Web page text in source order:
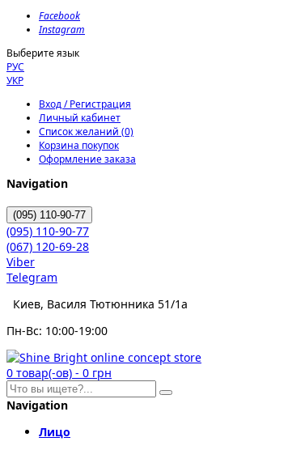
Facebook
Instagram
Выберите язык
РУС
УКР
Вход / Регистрация
Личный кабинет
Список желаний (0)
Корзина покупок
Оформление заказа
Navigation
(095) 110-90-77
(095) 110-90-77
(067) 120-69-28
Viber
Telegram
Киев, Василя Тютюнника 51/1а
Пн-Вс: 10:00-19:00
0 товар(-ов) - 0 грн
Navigation
Лицо